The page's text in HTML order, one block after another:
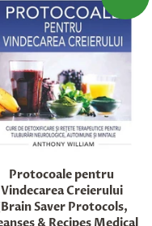
Protocoale pentru
Vindecarea Creierului
Saver Protocols,